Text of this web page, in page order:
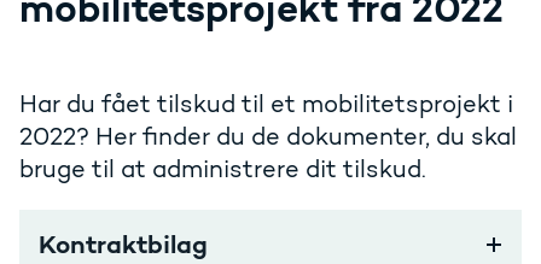
Har du fået tilskud til et mobilitetsprojekt i
2022? Her finder du de dokumenter, du skal
bruge til at administrere dit tilskud.
Kontraktbilag